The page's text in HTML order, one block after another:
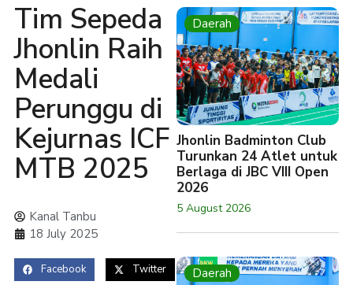
Tim Sepeda
Jhonlin Raih
Medali
Perunggu di
Kejurnas ICF
MTB 2025
Kanal Tanbu
18 July 2025
Facebook Twitter
Daerah
Jhonlin Badminton Club
Turunkan 24 Atlet untuk
Berlaga di JBC VIII Open
2026
5 August 2026
Daerah